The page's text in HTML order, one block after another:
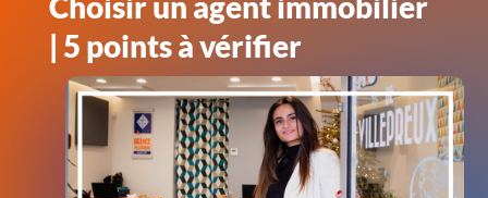
| 5 points à vérifier